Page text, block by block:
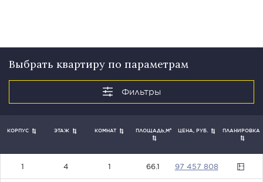
Выбрать квартиру по параметрам
КОРПУС ЭТАЖ КОМНАТ ПЛОЩАДЬ,М² ЦЕНА, РУБ. ПЛАНИРОВКА
1 4 1 66.1 97457808